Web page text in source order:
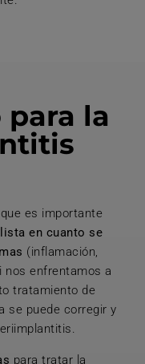
la
es importante
en cuanto se
(inflamación,
nos enfrentamos a
tratamiento de
se puede corregir y
para tratar la